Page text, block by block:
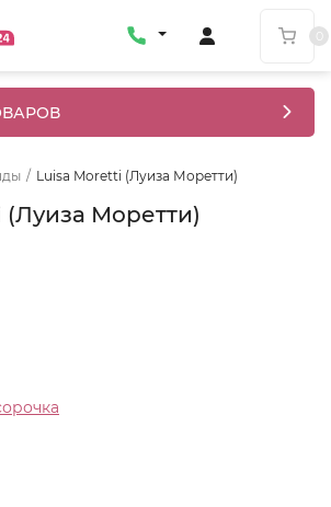
/ Luisa Moretti (Луиза Моретти)
(Луиза Моретти)